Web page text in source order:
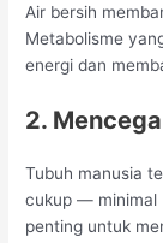
Air bersih
Metabolisme
energi dan
2.
Tubuh manusia
cukup — minimal
penting untuk